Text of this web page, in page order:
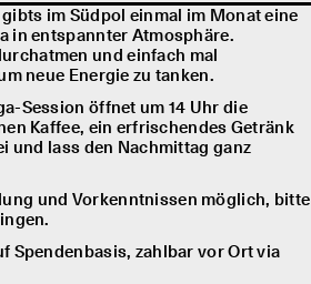
im Südpol einmal im Monat eine
in entspannter Atmosphäre.
und einfach mal
neue Energie zu tanken.
Session öffnet um 14 Uhr die
Kaffee, ein erfrischendes Getränk
und lass den Nachmittag ganz
und Vorkenntnissen möglich, bitte
Spendenbasis, zahlbar vor Ort via